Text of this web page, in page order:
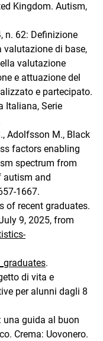
Kingdom. Autism,
n. 62: Definizione
di base,
valutazione
e attuazione del
e partecipato.
Italiana, Serie
Adolfsson M., Black
factors enabling
spectrum from
autism and
of recent graduates.
9, 2025, from
.
di vita e
per alunni dagli 8
una guida al buon
Crema: Uovonero.